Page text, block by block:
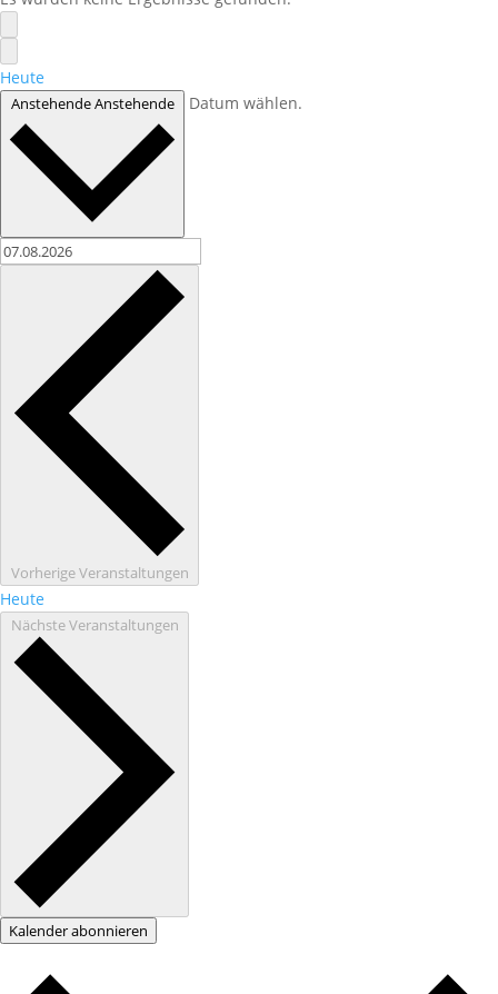
Heute
AnstehendeAnstehende Datum wählen.
VorherigeVeranstaltungen
Heute
NächsteVeranstaltungen
Kalender abonnieren